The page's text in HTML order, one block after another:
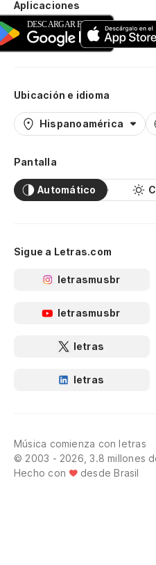
Aplicaciones
Ubicación e idioma
Hispanoamérica
Pantalla
Automático
Sigue a Letras.com
letrasmusbr
letrasmusbr
letras
letras
Música comienza con letras
© 2003 - 2026, 3.8 millones
Hecho con
desde Brasil